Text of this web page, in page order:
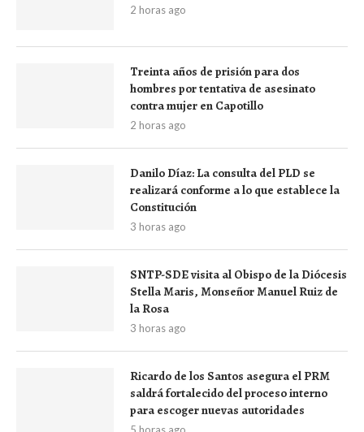
2 horas ago
Treinta años de prisión para dos
hombres por tentativa de asesinato
contra mujer en Capotillo
2 horas ago
Danilo Díaz: La consulta del PLD se
realizará conforme a lo que establece la
Constitución
3 horas ago
SNTP-SDE visita al Obispo de la Diócesis
Stella Maris, Monseñor Manuel Ruiz de
la Rosa
3 horas ago
Ricardo de los Santos asegura el PRM
saldrá fortalecido del proceso interno
para escoger nuevas autoridades